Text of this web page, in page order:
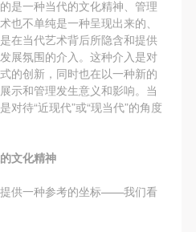
是一种当代的文化精神、管理
也不单纯是一种呈现出来的、
在当代艺术背后所隐含和提供
展氛围的介入。这种介入是对
的创新，同时也在以一种新的
示和管理发生意义和影响。当
对待“近现代”或“现当代”的角度
文化精神
供一种参考的坐标——我们看
华人民共和国的相关法
社会公德规范，并应该具
相帮助和助人为乐的良好
成年人必须在成年人的陪
华人民共和国的相关法
社会公德规范，并应该具
相帮助和助人为乐的良好
成年人必须在成年人的陪
华人民共和国的相关法
社会公德规范，并应该具
相帮助和助人为乐的良好
成年人必须在成年人的陪